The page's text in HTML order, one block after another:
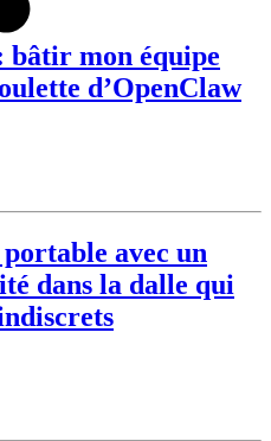
bâtir mon équipe
d’OpenClaw
avec un
dans la dalle qui